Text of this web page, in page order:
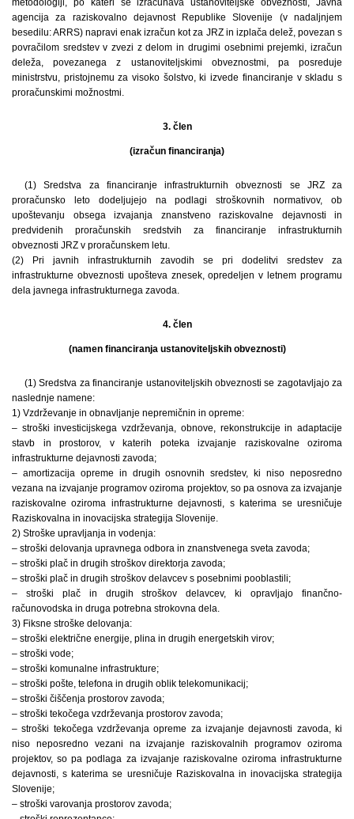
agencija za raziskovalno dejavnost Republike Slovenije (v nadaljnjem
besedilu: ARRS) napravi enak izračun kot za JRZ in izplača delež, povezan s
povračilom sredstev v zvezi z delom in drugimi osebnimi prejemki, izračun
deleža, povezanega z ustanoviteljskimi obveznostmi, pa posreduje
ministrstvu, pristojnemu za visoko šolstvo, ki izvede financiranje v skladu s
proračunskimi možnostmi.
3. člen
(izračun financiranja)
(1) Sredstva za financiranje infrastrukturnih obveznosti se JRZ za
proračunsko leto dodeljujejo na podlagi stroškovnih normativov, ob
upoštevanju obsega izvajanja znanstveno raziskovalne dejavnosti in
predvidenih proračunskih sredstvih za financiranje infrastrukturnih
obveznosti JRZ v proračunskem letu.
(2) Pri javnih infrastrukturnih zavodih se pri dodelitvi sredstev za
infrastrukturne obveznosti upošteva znesek, opredeljen v letnem programu
dela javnega infrastrukturnega zavoda.
4. člen
(namen financiranja ustanoviteljskih obveznosti)
(1) Sredstva za financiranje ustanoviteljskih obveznosti se zagotavljajo za
naslednje namene:
1) Vzdrževanje in obnavljanje nepremičnin in opreme:
– stroški investicijskega vzdrževanja, obnove, rekonstrukcije in adaptacije
stavb in prostorov, v katerih poteka izvajanje raziskovalne oziroma
infrastrukturne dejavnosti zavoda;
– amortizacija opreme in drugih osnovnih sredstev, ki niso neposredno
vezana na izvajanje programov oziroma projektov, so pa osnova za izvajanje
raziskovalne oziroma infrastrukturne dejavnosti, s katerima se uresničuje
Raziskovalna in inovacijska strategija Slovenije.
2) Stroške upravljanja in vodenja:
– stroški delovanja upravnega odbora in znanstvenega sveta zavoda;
– stroški plač in drugih stroškov direktorja zavoda;
– stroški plač in drugih stroškov delavcev s posebnimi pooblastili;
– stroški plač in drugih stroškov delavcev, ki opravljajo finančno-
računovodska in druga potrebna strokovna dela.
3) Fiksne stroške delovanja:
– stroški električne energije, plina in drugih energetskih virov;
– stroški vode;
– stroški komunalne infrastrukture;
– stroški pošte, telefona in drugih oblik telekomunikacij;
– stroški čiščenja prostorov zavoda;
– stroški tekočega vzdrževanja prostorov zavoda;
– stroški tekočega vzdrževanja opreme za izvajanje dejavnosti zavoda, ki
niso neposredno vezani na izvajanje raziskovalnih programov oziroma
projektov, so pa podlaga za izvajanje raziskovalne oziroma infrastrukturne
dejavnosti, s katerima se uresničuje Raziskovalna in inovacijska strategija
Slovenije;
– stroški varovanja prostorov zavoda;